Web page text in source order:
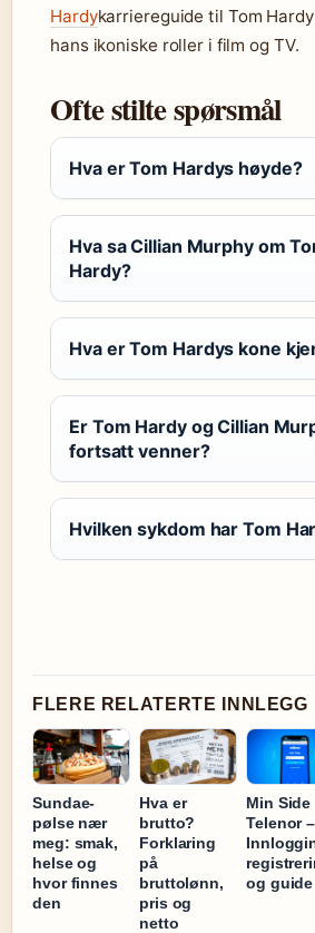
Hardykarriereguide til Tom
hans ikoniske roller i film og TV.
Ofte stilte spørsmål
Hva er Tom Hardys høyde?
Hva sa Cillian Murphy om
Hardy?
Hva er Tom Hardys kone
Er Tom Hardy og Cillian
fortsatt venner?
Hvilken sykdom har Tom
FLERE RELATERTE INNLEGG
Sundae-
pølse nær
meg: smak,
helse og
hvor finnes
den
Hva er
brutto?
Forklaring
på
bruttolønn,
pris og
netto
Min Side
Telenor –
og guide